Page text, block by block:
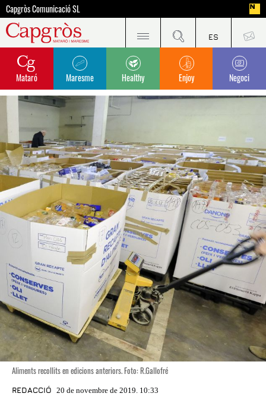
Capgròs Comunicació SL
Mataró Maresme Healthy Enjoy Negoci
Aliments recollits en edicions anteriors. Foto: R.Gallofré
REDACCIÓ 20 de novembre de 2019. 10:33